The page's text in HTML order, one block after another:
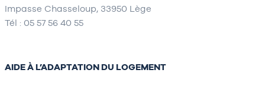
Impasse Chasseloup, 33950 Lège
Tél : 05 57 56 40 55
AIDE À L’ADAPTATION DU LOGEMENT